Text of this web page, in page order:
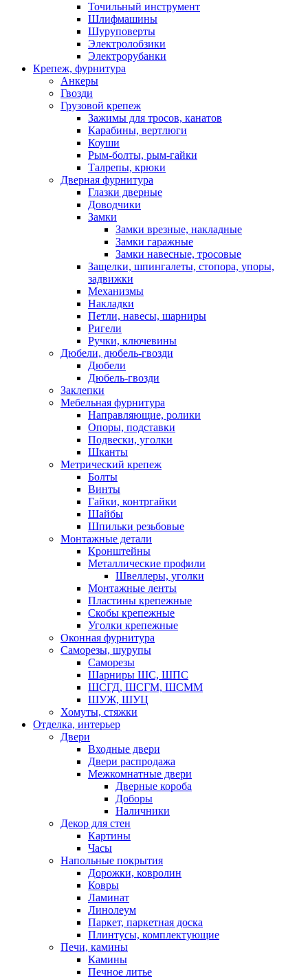
Точильный инструмент
Шлифмашины
Шуруповерты
Электролобзики
Электрорубанки
Крепеж, фурнитура
Анкеры
Гвозди
Грузовой крепеж
Зажимы для тросов, канатов
Карабины, вертлюги
Коуши
Рым-болты, рым-гайки
Талрепы, крюки
Дверная фурнитура
Глазки дверные
Доводчики
Замки
Замки врезные, накладные
Замки гаражные
Замки навесные, тросовые
Защелки, шпингалеты, стопора, упоры,
задвижки
Механизмы
Накладки
Петли, навесы, шарниры
Ригели
Ручки, ключевины
Дюбели, дюбель-гвозди
Дюбели
Дюбель-гвозди
Заклепки
Мебельная фурнитура
Направляющие, ролики
Опоры, подставки
Подвески, уголки
Шканты
Метрический крепеж
Болты
Винты
Гайки, контргайки
Шайбы
Шпильки резьбовые
Монтажные детали
Кронштейны
Металлические профили
Швеллеры, уголки
Монтажные ленты
Пластины крепежные
Скобы крепежные
Уголки крепежные
Оконная фурнитура
Саморезы, шурупы
Саморезы
Шарниры ШС, ШПС
ШСГД, ШСГМ, ШСММ
ШУЖ, ШУЦ
Хомуты, стяжки
Отделка, интерьер
Двери
Входные двери
Двери распродажа
Межкомнатные двери
Дверные короба
Доборы
Наличники
Декор для стен
Картины
Часы
Напольные покрытия
Дорожки, ковролин
Ковры
Ламинат
Линолеум
Паркет, паркетная доска
Плинтусы, комплектующие
Печи, камины
Камины
Печное литье